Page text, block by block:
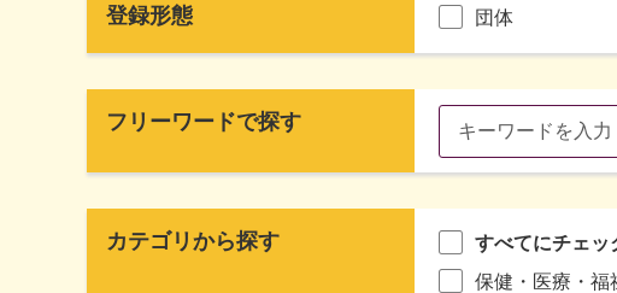
登録形態 団体
フリーワードで探す
カテゴリから探す
すべてにチェッ
保健・医療・福